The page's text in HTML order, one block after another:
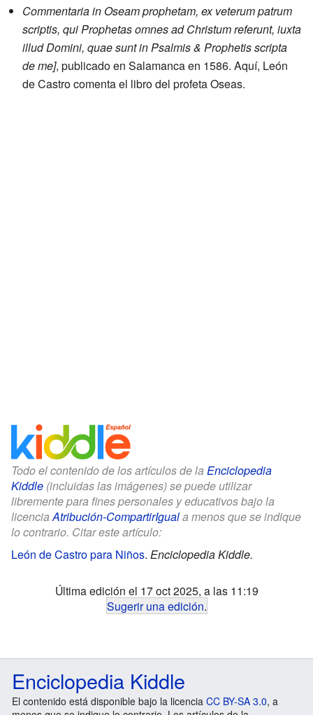
Commentaria in Oseam prophetam, ex veterum patrum
scriptis, qui Prophetas omnes ad Christum referunt, iuxta
illud Domini, quae sunt in Psalmis & Prophetis scripta
de me], publicado en Salamanca en 1586. Aquí, León
de Castro comenta el libro del profeta Oseas.
Todo el contenido de los artículos de la Enciclopedia
Kiddle (incluidas las imágenes) se puede utilizar
libremente para fines personales y educativos bajo la
licenciaAtribución-CompartirIguala menos que se indique
lo contrario. Citar este artículo:
León de Castro para Niños. Enciclopedia Kiddle.
Última edición el 17 oct 2025, a las 11:19
Sugerir una edición.
Enciclopedia Kiddle
El contenido está disponible bajo la licencia CC BY-SA 3.0, a